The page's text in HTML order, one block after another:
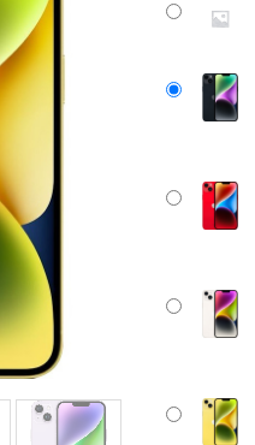
trên
đánh